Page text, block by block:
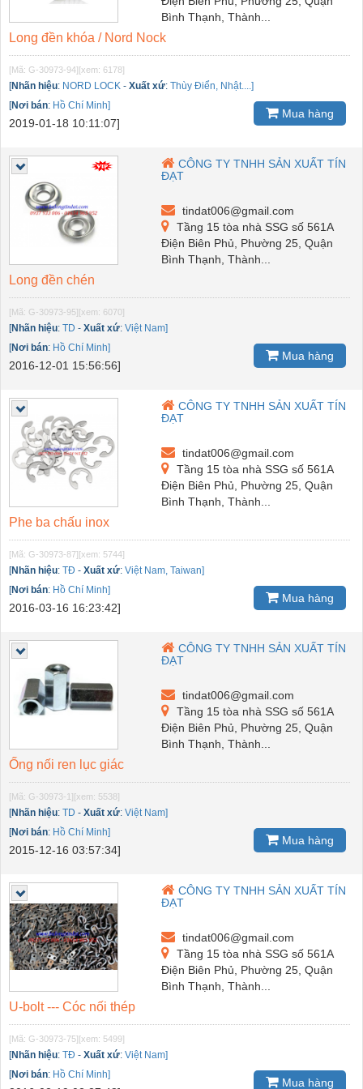
Bình Thạnh, Thành...
Long đền khóa / Nord Nock
[Mã: G-30973-94][xem: 6178]
[Nhãn hiệu: NORD LOCK - Xuất xứ: Thùy Điển, Nhật....]
[Nơi bán: Hồ Chí Minh]
2019-01-18 10:11:07]
Mua hàng
CÔNG TY TNHH SẢN XUẤT TÍN
ĐẠT
tindat006@gmail.com
Tầng 15 tòa nhà SSG số 561A
Điện Biên Phủ, Phường 25, Quận
Bình Thạnh, Thành...
Long đền chén
[Mã: G-30973-95][xem: 6070]
[Nhãn hiệu: TD - Xuất xứ: Việt Nam]
[Nơi bán: Hồ Chí Minh]
2016-12-01 15:56:56]
Mua hàng
CÔNG TY TNHH SẢN XUẤT TÍN
ĐẠT
tindat006@gmail.com
Tầng 15 tòa nhà SSG số 561A
Điện Biên Phủ, Phường 25, Quận
Bình Thạnh, Thành...
Phe ba chấu inox
[Mã: G-30973-87][xem: 5744]
[Nhãn hiệu: TĐ - Xuất xứ: Việt Nam, Taiwan]
[Nơi bán: Hồ Chí Minh]
2016-03-16 16:23:42]
Mua hàng
CÔNG TY TNHH SẢN XUẤT TÍN
ĐẠT
tindat006@gmail.com
Tầng 15 tòa nhà SSG số 561A
Điện Biên Phủ, Phường 25, Quận
Bình Thạnh, Thành...
Ống nối ren lục giác
[Mã: G-30973-1][xem: 5538]
[Nhãn hiệu: TD - Xuất xứ: Việt Nam]
[Nơi bán: Hồ Chí Minh]
2015-12-16 03:57:34]
Mua hàng
CÔNG TY TNHH SẢN XUẤT TÍN
ĐẠT
tindat006@gmail.com
Tầng 15 tòa nhà SSG số 561A
Điện Biên Phủ, Phường 25, Quận
Bình Thạnh, Thành...
U-bolt --- Cóc nối thép
[Mã: G-30973-75][xem: 5499]
[Nhãn hiệu: TĐ - Xuất xứ: Việt Nam]
[Nơi bán: Hồ Chí Minh]
Mua hàng